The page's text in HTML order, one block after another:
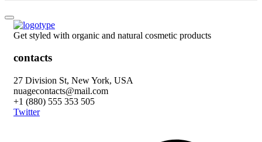
Get styled with organic and natural cosmetic products
contacts
27 Division St, New York, USA
nuagecontacts@mail.com
+1 (880) 555 353 505
Twitter